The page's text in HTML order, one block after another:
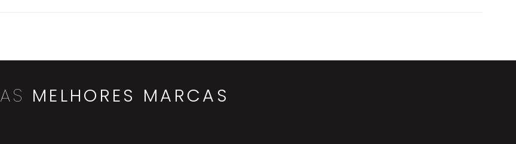
AS MELHORES MARCAS